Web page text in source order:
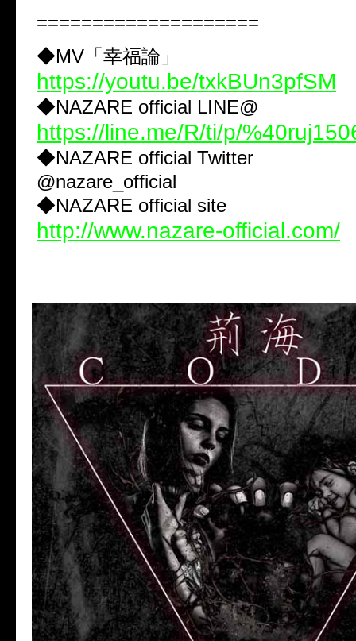
====================
◆MV「幸福論」
https://youtu.be/txkBUn3pfSM
◆NAZARE official LINE@
https://line.me/R/ti/p/
◆NAZARE official Twitter
@nazare_official
◆NAZARE official site
http://www.nazare-official.com/